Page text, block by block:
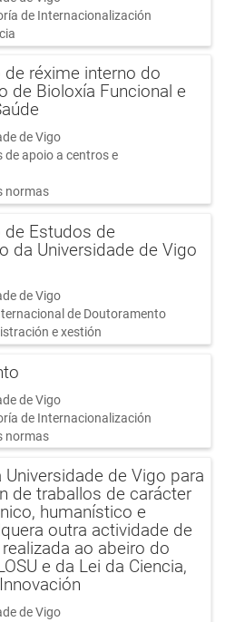
de Internacionalización
de réxime interno do
de Bioloxía Funcional e
de Vigo
de apoio a centros e
normas
de Estudos de
da Universidade de Vigo
de Vigo
de Doutoramento
e xestión
de Vigo
de Internacionalización
normas
de Vigo para
de traballos de carácter
humanístico e
outra actividade de
ao abeiro do
e da Lei da Ciencia,
de Vigo